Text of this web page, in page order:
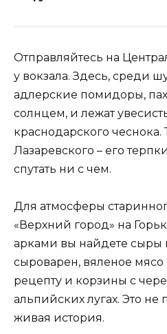
Отправляйтесь на
у вокзала. Здесь, среди
адлерские помидоры,
солнцем, и лежат
краснодарского чеснока.
Лазаревского – его
спутать ни с чем.
Для атмосферы
«Верхний город» на
арками вы найдете сыры
сыроварен, вяленое
рецепту и корзины с
альпийских лугах. Это не
живая история.